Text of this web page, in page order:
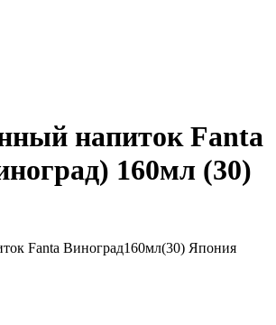
напиток Fanta
160мл (30)
Fanta Виноград160мл(30) Япония